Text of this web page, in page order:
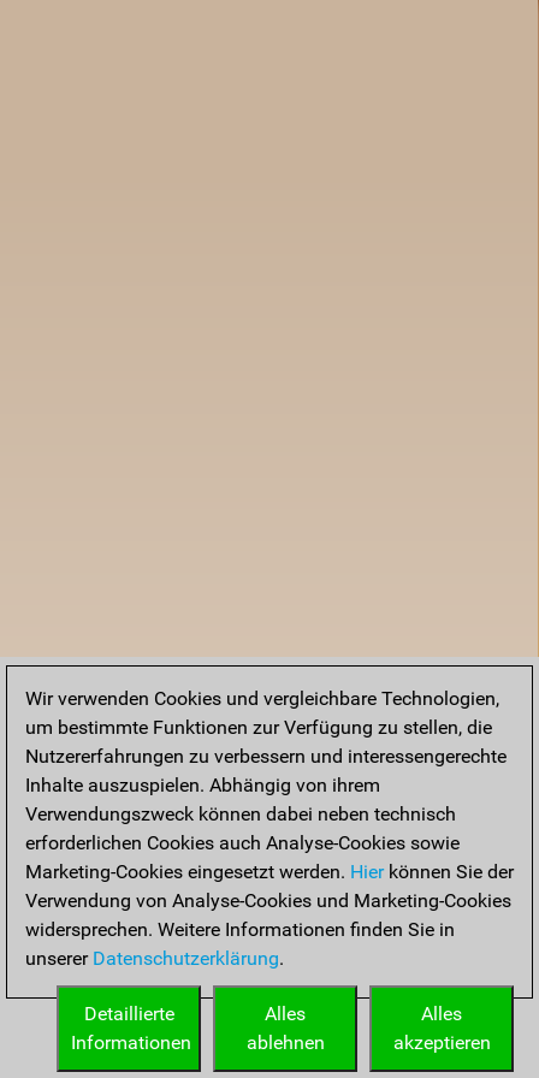
Wir verwenden Cookies und vergleichbare Technologien,
um bestimmte Funktionen zur Verfügung zu stellen, die
Nutzererfahrungen zu verbessern und interessengerechte
Inhalte auszuspielen. Abhängig von ihrem
Verwendungszweck können dabei neben technisch
erforderlichen Cookies auch Analyse-Cookies sowie
Marketing-Cookies eingesetzt werden. Hierkönnen Sie der
Verwendung von Analyse-Cookies und Marketing-Cookies
widersprechen. Weitere Informationen finden Sie in
unserer Datenschutzerklärung.
Alles
akzeptieren
Alles
ablehnen
Detaillierte
Informationen